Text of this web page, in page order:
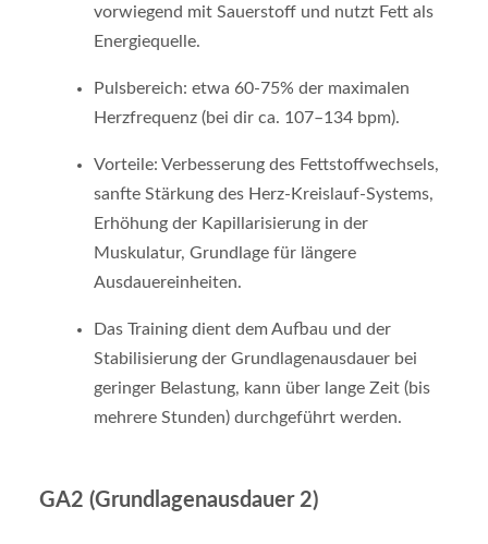
vorwiegend mit Sauerstoff und nutzt Fett als
Energiequelle.
Pulsbereich: etwa 60-75% der maximalen
Herzfrequenz (bei dir ca. 107–134 bpm).
Vorteile: Verbesserung des Fettstoffwechsels,
sanfte Stärkung des Herz-Kreislauf-Systems,
Erhöhung der Kapillarisierung in der
Muskulatur, Grundlage für längere
Ausdauereinheiten.
Das Training dient dem Aufbau und der
Stabilisierung der Grundlagenausdauer bei
geringer Belastung, kann über lange Zeit (bis
mehrere Stunden) durchgeführt werden.
GA2 (Grundlagenausdauer 2)